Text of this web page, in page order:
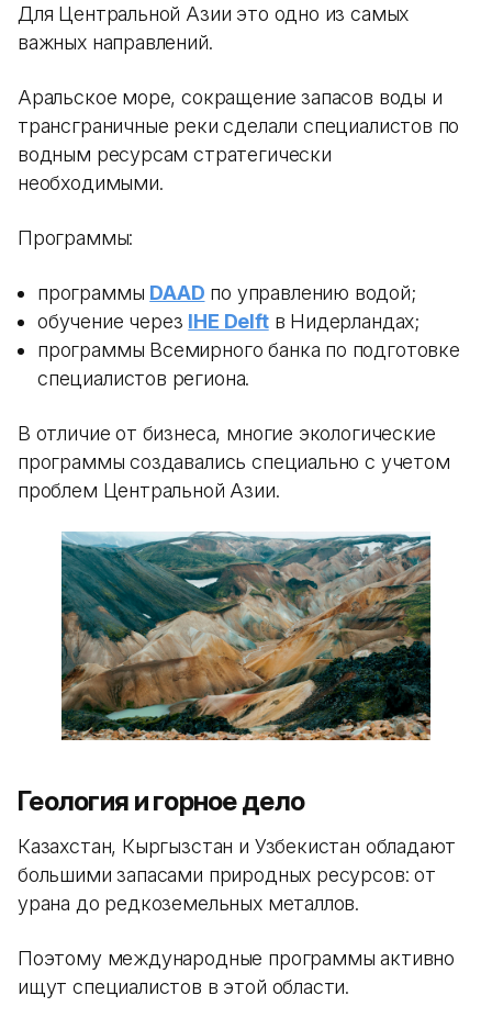
Для Центральной Азии это одно из самых
важных направлений.
Аральское море, сокращение запасов воды и
трансграничные реки сделали специалистов по
водным ресурсам стратегически
необходимыми.
Программы:
программы DAAD по управлению водой;
обучение через IHE Delftв Нидерландах;
программы Всемирного банка по подготовке
специалистов региона.
В отличие от бизнеса, многие экологические
программы создавались специально с учетом
проблем Центральной Азии.
Геология и горное дело
Казахстан, Кыргызстан и Узбекистан обладают
большими запасами природных ресурсов: от
урана до редкоземельных металлов.
Поэтому международные программы активно
ищут специалистов в этой области.